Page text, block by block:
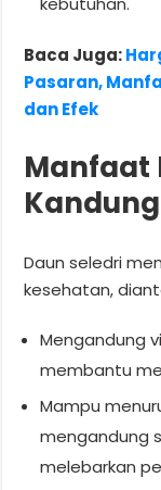
Baca Juga:
Pasaran,
dan Efek
Manfaat
Daun seledri
kesehatan,
Mengandung
membantu
Mampu
mengandung
melebarkan